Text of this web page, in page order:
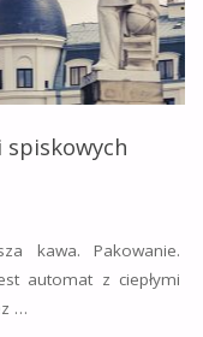
kawa. Pakowanie.
automat z ciepłymi
…